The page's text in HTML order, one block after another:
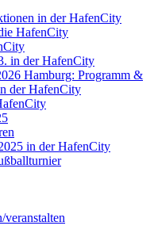
in der HafenCity
HafenCity
in der HafenCity
Hamburg: Programm &
der HafenCity
in der HafenCity
veranstalten